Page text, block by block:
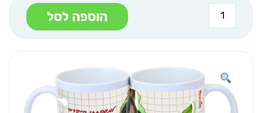
כמות
של
ספל
הוספה לסל